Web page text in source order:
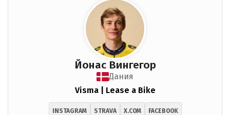
Йонас Вингегор
Дания
Visma | Lease a Bike
INSTAGRAM STRAVA X.COM FACEBOOK